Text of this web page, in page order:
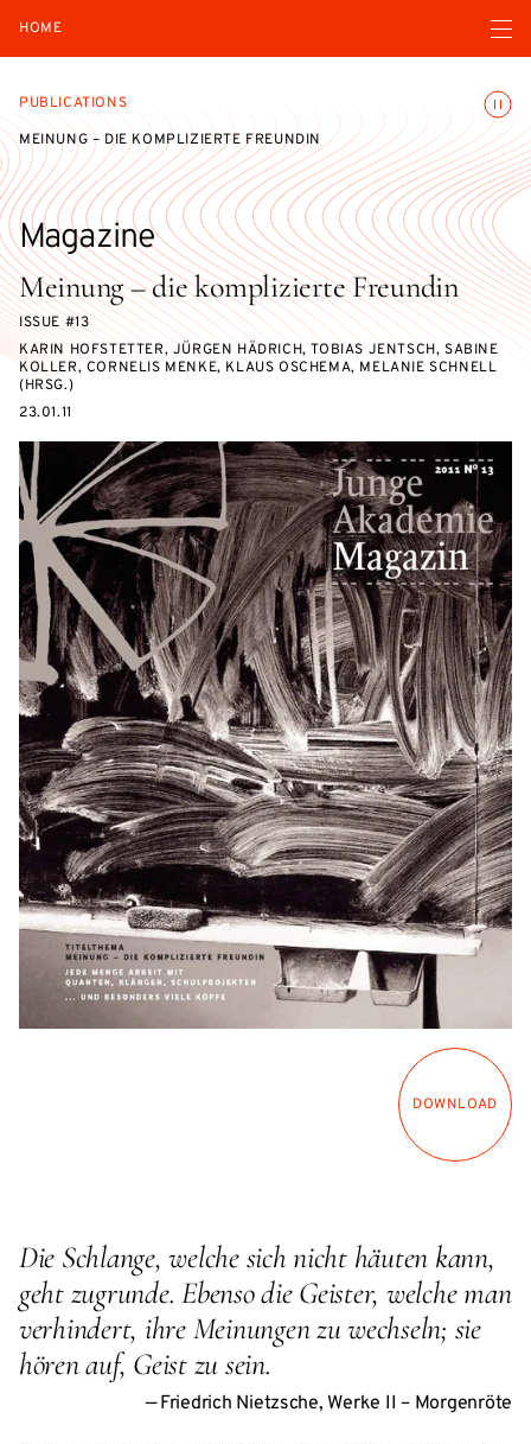
HOME Open
PUBLICATIONS
MEINUNG – DIE KOMPLIZIERTE FREUNDIN
Meinung – die komplizierte Freundin
ISSUE #13
Magazine
KARIN HOFSTETTER, JÜRGEN HÄDRICH, TOBIAS JENTSCH, SABINE
KOLLER, CORNELIS MENKE, KLAUS OSCHEMA, MELANIE SCHNELL
(HRSG.)
23.01.11
DOWNLOAD
Die Schlange, welche sich nicht häuten kann,
geht zugrunde. Ebenso die Geister, welche man
verhindert, ihre Meinungen zu wechseln; sie
hören auf, Geist zu sein.
Friedrich Nietzsche, Werke II – Morgenröte